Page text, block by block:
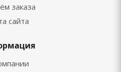
заказа
сайта